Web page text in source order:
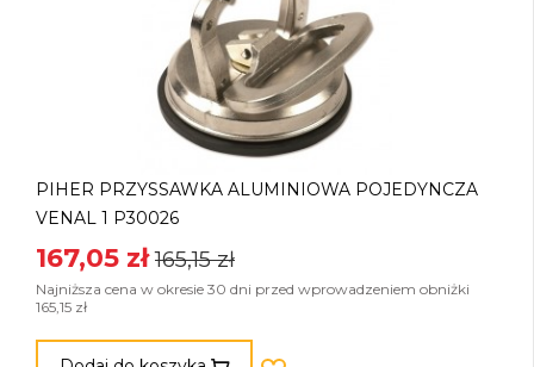
PIHER PRZYSSAWKA ALUMINIOWA POJEDYNCZA
VENAL 1 P30026
167,05 zł 165,15 zł
Najniższa cena w okresie 30 dni przed wprowadzeniem obniżki
165,15 zł